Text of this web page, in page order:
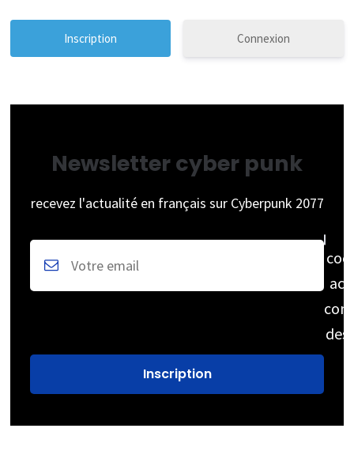
Connexion
Newsletter cyber punk
recevez l'actualité en français sur Cyberpunk 2077
des